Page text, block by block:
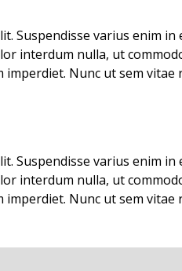
Suspendisse varius enim in
interdum nulla, ut
Nunc ut sem vitae
Suspendisse varius enim in
interdum nulla, ut
Nunc ut sem vitae